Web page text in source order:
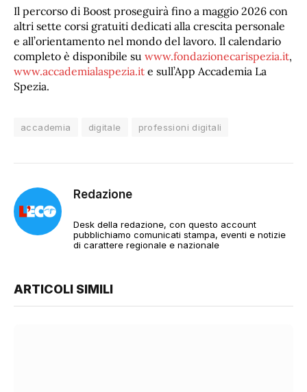
Il percorso di Boost proseguirà fino a maggio 2026 con
altri sette corsi gratuiti dedicati alla crescita personale
e all’orientamento nel mondo del lavoro. Il calendario
completo è disponibile su www.fondazionecarispezia.it,
www.accademialaspezia.it e sull’App Accademia La
Spezia.
accademia digitale professioni digitali
Redazione
Desk della redazione, con questo account
pubblichiamo comunicati stampa, eventi e notizie
di carattere regionale e nazionale
ARTICOLI SIMILI